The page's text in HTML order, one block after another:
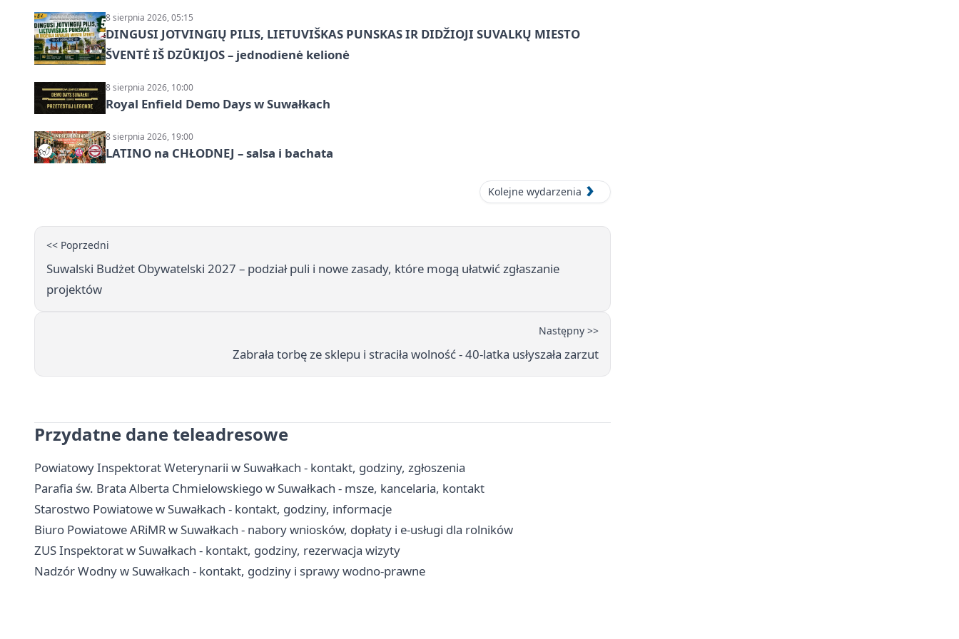
8 sierpnia 2026, 05:15
DINGUSI JOTVINGIŲ PILIS, LIETUVIŠKAS PUNSKAS IR DIDŽIOJI SUVALKŲ MIESTO
ŠVENTĖ IŠ DZŪKIJOS – jednodienė kelionė
8 sierpnia 2026, 10:00
Royal Enfield Demo Days w Suwałkach
8 sierpnia 2026, 19:00
LATINO na CHŁODNEJ – salsa i bachata
Kolejne wydarzenia
<< Poprzedni
Suwalski Budżet Obywatelski 2027 – podział puli i nowe zasady, które mogą ułatwić zgłaszanie
projektów
Następny >>
Zabrała torbę ze sklepu i straciła wolność - 40-latka usłyszała zarzut
Przydatne dane teleadresowe
Powiatowy Inspektorat Weterynarii w Suwałkach - kontakt, godziny, zgłoszenia
Parafia św. Brata Alberta Chmielowskiego w Suwałkach - msze, kancelaria, kontakt
Starostwo Powiatowe w Suwałkach - kontakt, godziny, informacje
Biuro Powiatowe ARiMR w Suwałkach - nabory wniosków, dopłaty i e-usługi dla rolników
ZUS Inspektorat w Suwałkach - kontakt, godziny, rezerwacja wizyty
Nadzór Wodny w Suwałkach - kontakt, godziny i sprawy wodno-prawne